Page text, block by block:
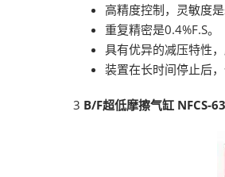
高精度控制，灵敏度
重复精密是0.4%F.S。
具有优异的减压特性
装置在长时间停止后
3 B/F超低摩擦气缸 NFCS-